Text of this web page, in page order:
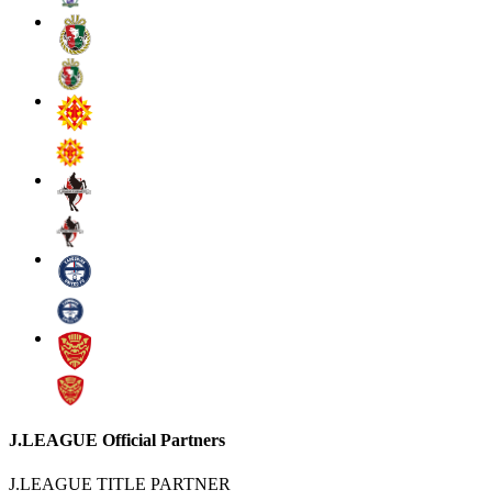
J.LEAGUE Official Partners
J.LEAGUE TITLE PARTNER